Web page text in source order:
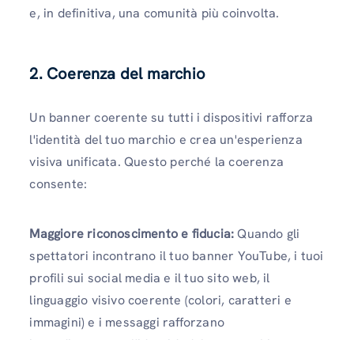
e, in definitiva, una comunità più coinvolta.
2. Coerenza del marchio
Un banner coerente su tutti i dispositivi rafforza
l'identità del tuo marchio e crea un'esperienza
visiva unificata. Questo perché la coerenza
consente:
Maggiore riconoscimento e fiducia:Quando gli
spettatori incontrano il tuo banner YouTube, i tuoi
profili sui social media e il tuo sito web, il
linguaggio visivo coerente (colori, caratteri e
immagini) e i messaggi rafforzano